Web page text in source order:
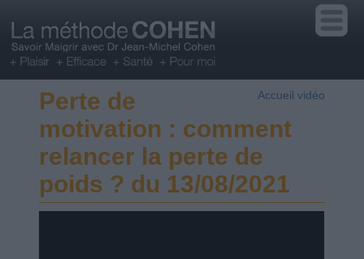
Accueil vidéo
Perte de
motivation : comment
relancer la perte de
poids ? du 13/08/2021